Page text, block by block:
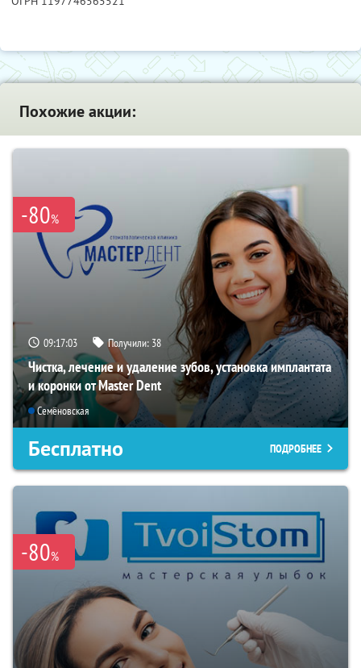
Похожие акции:
-80%
09:17:02 Получили: 38
Чистка, лечение и удаление зубов, установка имплантата
и коронки от Master Dent
Семёновская
Бесплатно ПОДРОБНЕЕ
-80%